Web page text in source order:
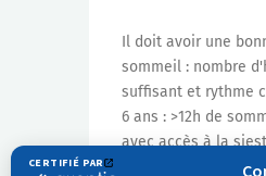
Il doit avoir une
sommeil : nombre
suffisant et rythme
6 ans : >12h de
avec accès à la